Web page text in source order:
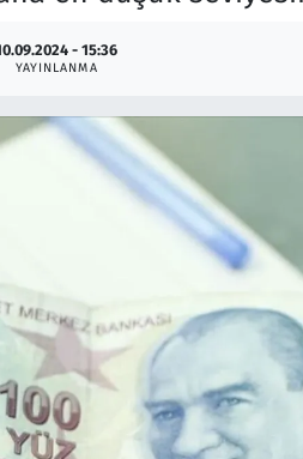
- 15:36
YAYINLANMA